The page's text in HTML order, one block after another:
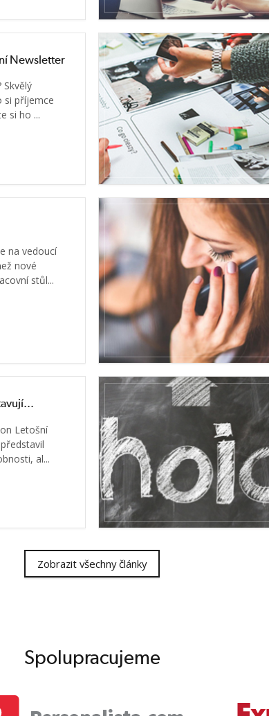
Newsletter
Skvělý
si příjemce
si ho ...
na vedoucí
nové
stůl...
Letošní
al...
Zobrazit všechny články
Spolupracujeme